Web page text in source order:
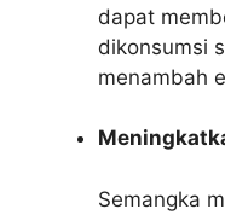
dapat
dikonsumsi
menambah
Semangka